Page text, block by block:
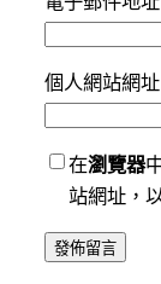
個人網站網址
在瀏覽器
站網址，